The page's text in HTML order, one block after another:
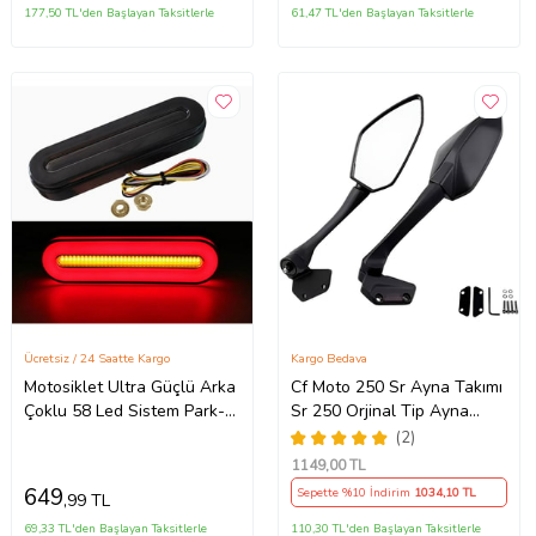
177,50 TL'den Başlayan Taksitlerle 61,47 TL'den Başlayan Taksitlerle
Motosiklet Ultra Güçlü Arka
Çoklu 58 Led Sistem Park-
Ücretsiz / 24 Saatte Kargo
649,99 TL
69,33 TL'den Başlayan Taksitlerle
Cf Moto 250 Sr Ayna Takımı
Sr 250 Orjinal Tip Ayna
Takımı Kaliteli_Supermoto
(Siyah)
(2)
Kargo Bedava
1149,00 TL
Sepette %10 İndirim 1034,10 TL
110,30 TL'den Başlayan Taksitlerle